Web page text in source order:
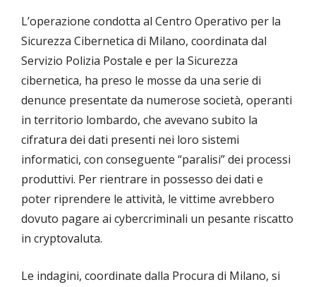
L’operazione condotta al Centro Operativo per la
Sicurezza Cibernetica di Milano, coordinata dal
Servizio Polizia Postale e per la Sicurezza
cibernetica, ha preso le mosse da una serie di
denunce presentate da numerose società, operanti
in territorio lombardo, che avevano subito la
cifratura dei dati presenti nei loro sistemi
informatici, con conseguente “paralisi” dei processi
produttivi. Per rientrare in possesso dei dati e
poter riprendere le attività, le vittime avrebbero
dovuto pagare ai cybercriminali un pesante riscatto
in cryptovaluta.
Le indagini, coordinate dalla Procura di Milano, si